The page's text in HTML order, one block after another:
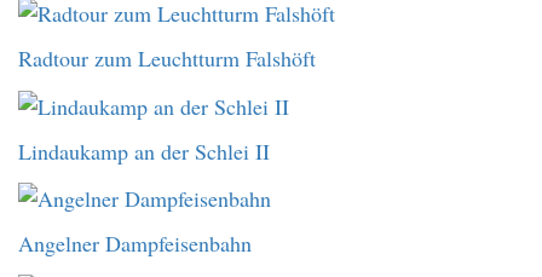
Radtour zum Leuchtturm Falshöft
Lindaukamp an der Schlei II
Angelner Dampfeisenbahn